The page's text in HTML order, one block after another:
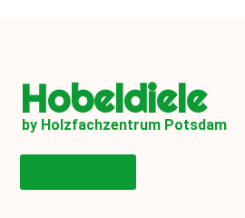
Hobeldiele
by Holzfachzentrum Potsdam